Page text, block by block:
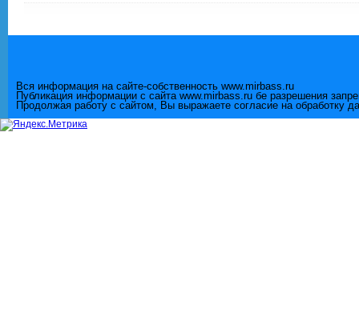
Вся информация на сайте-собственность www.mirbass.ru
Публикация информации с сайта www.mirbass.ru бе разрешения
Продолжая работу с сайтом, Вы выражаете согласие на обработку